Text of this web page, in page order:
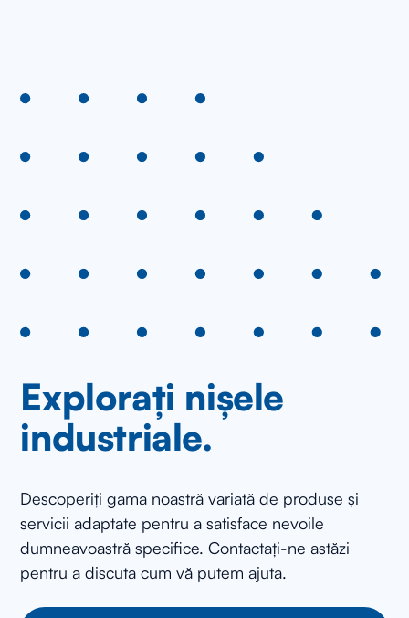
Explorați nișele
industriale.
Descoperiți gama noastră variată de produse și
servicii adaptate pentru a satisface nevoile
dumneavoastră specifice. Contactați-ne astăzi
pentru a discuta cum vă putem ajuta.